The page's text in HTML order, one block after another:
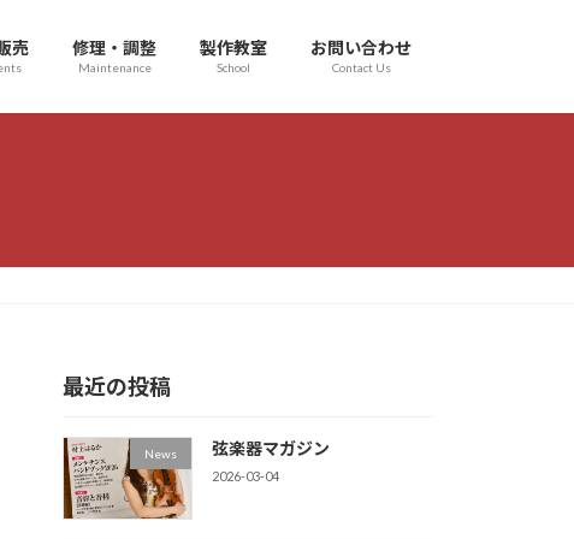
売 修理・調整
Maintenance
製作教室
School
お問い合わせ
Contact Us
最近の投稿
News 弦楽器マガジン
2026-03-04